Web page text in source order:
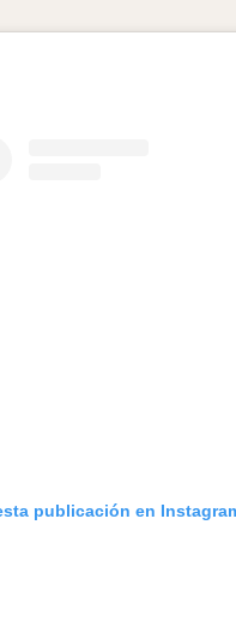
publicación en